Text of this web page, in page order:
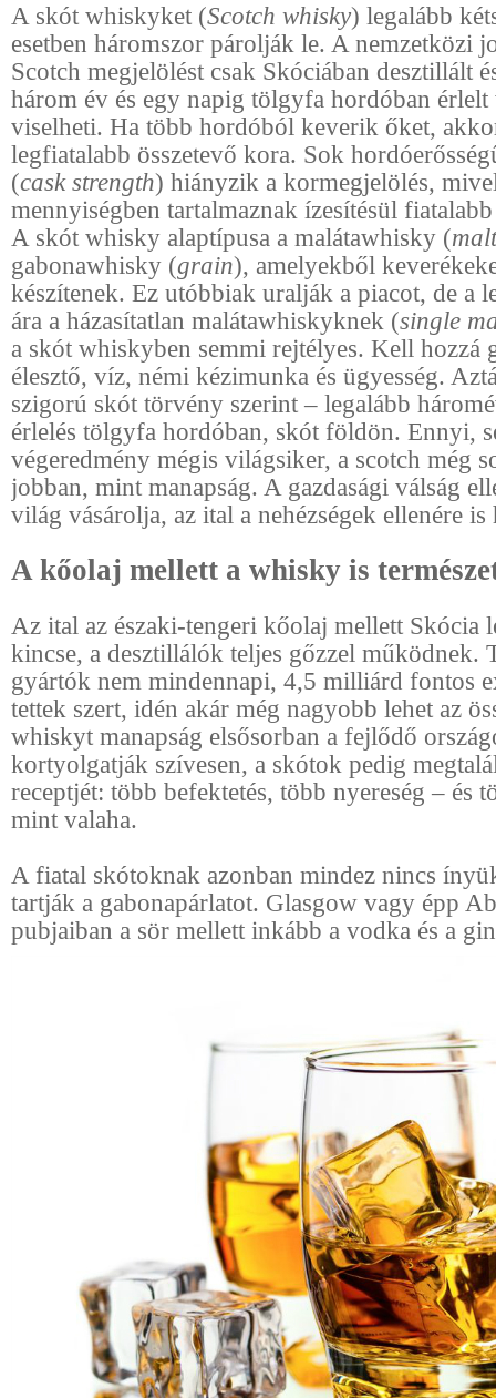
A skót whiskyket (Scotch whisky) legalább
esetben háromszor párolják le. A nemzetközi
Scotch megjelölést csak Skóciában desztillált
három év és egy napig tölgyfa hordóban
viselheti. Ha több hordóból keverik őket,
legfiatalabb összetevő kora. Sok
(cask strength) hiányzik a kormegjelölés,
mennyiségben tartalmaznak ízesítésül
A skót whisky alaptípusa a malátawhisky (malt
gabonawhisky (grain), amelyekből
készítenek. Ez utóbbiak uralják a piacot, de a
ára a házasítatlan malátawhiskyknek (single
a skót whiskyben semmi rejtélyes. Kell hozzá
élesztő, víz, némi kézimunka és ügyesség.
szigorú skót törvény szerint – legalább
érlelés tölgyfa hordóban, skót földön. Ennyi,
végeredmény mégis világsiker, a scotch még
jobban, mint manapság. A gazdasági válság
világ vásárolja, az ital a nehézségek ellenére
A kőolaj mellett a whisky is
Az ital az északi-tengeri kőolaj mellett Skócia
kincse, a desztillálók teljes gőzzel működnek.
gyártók nem mindennapi, 4,5 milliárd fontos
tettek szert, idén akár még nagyobb lehet az
whiskyt manapság elsősorban a fejlődő
kortyolgatják szívesen, a skótok pedig
receptjét: több befektetés, több nyereség – és
mint valaha.
A fiatal skótoknak azonban mindez nincs
tartják a gabonapárlatot. Glasgow vagy épp
pubjaiban a sör mellett inkább a vodka és a